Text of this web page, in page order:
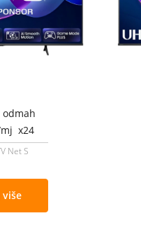
x24
Net S
više